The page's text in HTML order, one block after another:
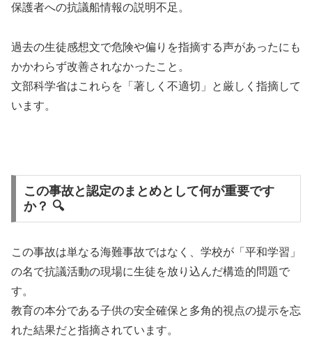
保護者への抗議船情報の説明不足。
過去の生徒感想文で危険や偏りを指摘する声があったにも
かかわらず改善されなかったこと。
文部科学省はこれらを「著しく不適切」と厳しく指摘して
います。
この事故と認定のまとめとして何が重要です
か？ 🔍
この事故は単なる海難事故ではなく、学校が「平和学習」
の名で抗議活動の現場に生徒を放り込んだ構造的問題で
す。
教育の本分である子供の安全確保と多角的視点の提示を忘
れた結果だと指摘されています。